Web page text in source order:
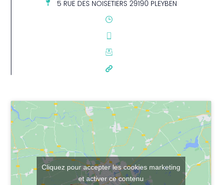
5 RUE DES NOISETIERS 29190 PLEYBEN
Cliquez pour accepter les cookies marketing
et activer ce contenu